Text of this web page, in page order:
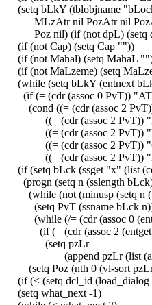
(setq bLkY (tblobjname
MLzAtr nil PozAtr nil
Poz nil) (if (not dpL) (setq
(if (not Cap) (setq Cap ""))
(if (not Mahal) (setq MahaL
(if (not MaLzeme) (setq
(while (setq bLkY (entnext
(if (= (cdr (assoc 0 PvT))
(cond ((= (cdr (assoc 2
((= (cdr (assoc 2 PvT))
((= (cdr (assoc 2 PvT))
((= (cdr (assoc 2 PvT))
((= (cdr (assoc 2 PvT))
(if (setq bLck (ssget "x" (list
(progn (setq n (sslength
(while (not (minusp (setq n
(setq PvT (ssname bLck
(while (/= (cdr (assoc 0
(if (= (cdr (assoc 2 (entget
(setq pzLr
(append pzLr (list (atoi
(setq Poz (nth 0 (vl-sort
(if (< (setq dcl_id
(setq what_next -1)